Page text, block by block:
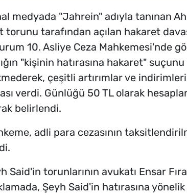
medyada "Jahrein" adıyla tanınan
torunu tarafından açılan hakaret
10. Asliye Ceza Mahkemesi'nde
"kişinin hatırasına hakaret"
çeşitli artırımlar ve
verdi. Günlüğü 50 TL olarak
belirlendi.
adli para cezasının
Said'in torunlarının avukatı Ensar
Şeyh Said'in hatırasına